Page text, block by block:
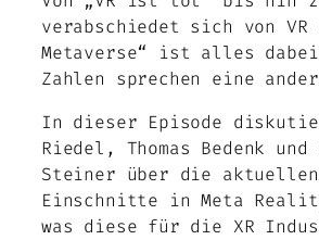
verabschiedet sich von VR
Metaverse“ ist alles
Zahlen sprechen eine
In dieser Episode
Riedel, Thomas Bedenk
Steiner über die aktuellen
Einschnitte in Meta
was diese für die XR